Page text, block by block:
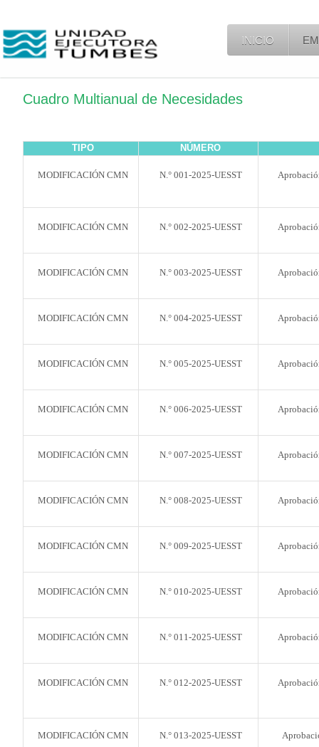
INICIO
Cuadro Multianual de Necesidades
TIPO NÚMERO
MODIFICACIÓN CMN N.° 001-2025-UESST
MODIFICACIÓN CMN N.° 002-2025-UESST
MODIFICACIÓN CMN N.° 003-2025-UESST
MODIFICACIÓN CMN N.° 004-2025-UESST
MODIFICACIÓN CMN N.° 005-2025-UESST
MODIFICACIÓN CMN N.° 006-2025-UESST
MODIFICACIÓN CMN N.° 007-2025-UESST
MODIFICACIÓN CMN N.° 008-2025-UESST
MODIFICACIÓN CMN N.° 009-2025-UESST
MODIFICACIÓN CMN N.° 010-2025-UESST
MODIFICACIÓN CMN N.° 011-2025-UESST
MODIFICACIÓN CMN N.° 012-2025-UESST
MODIFICACIÓN CMN N.° 013-2025-UESST